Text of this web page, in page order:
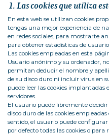
1. Las cookies que utiliza
En esta web se utilizan cookies
tengas una mejor experiencia de
en redes sociales, para mostrarte
para obtener estadísticas de
Las cookies empleadas en esta
Usuario anónimo y su ordenador,
permitan deducir el nombre y
de su disco duro ni incluir virus en
puede leer las cookies implantadas
servidores.
El usuario puede libremente
disco duro de las cookies
sentido, el usuario puede
por defecto todas las cookies o